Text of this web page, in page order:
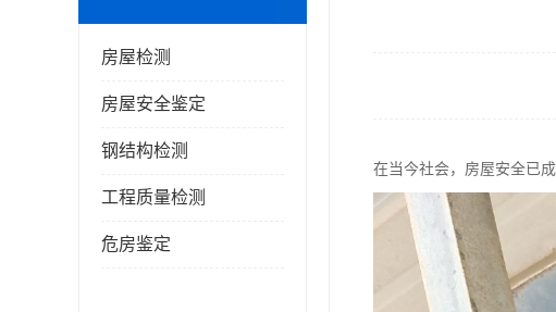
房屋检测
房屋安全鉴定
钢结构检测
工程质量检测
危房鉴定
在当今社会，房屋安全已